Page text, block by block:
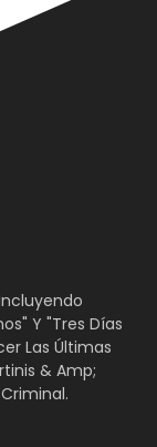
Y "Tres Días
Las Últimas
& Amp;